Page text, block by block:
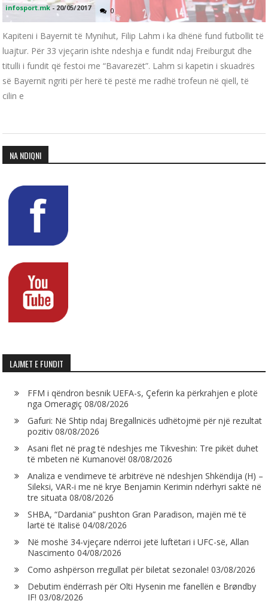
infosport.mk -20/05/2017 0
Kapiteni i Bayernit të Mynihut, Filip Lahm i ka dhënë fund futbollit të
luajtur. Për 33 vjeçarin ishte ndeshja e fundit ndaj Freiburgut dhe
titulli i fundit që festoi me “Bavarezët”. Lahm si kapetin i skuadrës
së Bayernit ngriti për herë të pestë me radhë trofeun në qiell, të
cilin e
NA NDIQNI
LAJMET E FUNDIT
FFM i qëndron besnik UEFA-s, Çeferin ka përkrahjen e plotë
nga Omeragiç 08/08/2026
Gafuri: Në Shtip ndaj Bregallnicës udhëtojmë për një rezultat
pozitiv 08/08/2026
Asani flet në prag të ndeshjes me Tikveshin: Tre pikët duhet
të mbeten në Kumanovë! 08/08/2026
Analiza e vendimeve të arbitrëve në ndeshjen Shkëndija (H) –
Sileksi, VAR-i me në krye Benjamin Kerimin ndërhyri saktë në
tre situata 08/08/2026
SHBA, “Dardania” pushton Gran Paradison, majën më të
lartë të Italisë 04/08/2026
Në moshë 34-vjeçare ndërroi jetë luftëtari i UFC-së, Allan
Nascimento 04/08/2026
Como ashpërson rregullat për biletat sezonale! 03/08/2026
Debutim ëndërrash për Olti Hysenin me fanellën e Brøndby
IF! 03/08/2026